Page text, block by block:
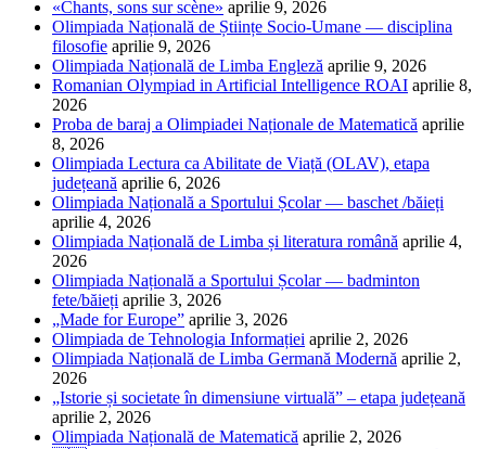
«Chants, sons sur scène» aprilie 9, 2026
Olimpiada Națională de Științe Socio-Umane — disciplina
filosofie aprilie 9, 2026
Olimpiada Națională de Limba Engleză aprilie 9, 2026
Romanian Olympiad in Artificial Intelligence ROAI aprilie 8,
2026
Proba de baraj a Olimpiadei Naționale de Matematică aprilie
8, 2026
Olimpiada Lectura ca Abilitate de Viață (OLAV), etapa
județeană aprilie 6, 2026
Olimpiada Națională a Sportului Școlar — baschet /băieți
aprilie 4, 2026
Olimpiada Națională de Limba și literatura română aprilie 4,
2026
Olimpiada Națională a Sportului Școlar — badminton
fete/băieți aprilie 3, 2026
„Made for Europe” aprilie 3, 2026
Olimpiada de Tehnologia Informației aprilie 2, 2026
Olimpiada Națională de Limba Germană Modernă aprilie 2,
2026
„Istorie și societate în dimensiune virtuală” – etapa județeană
aprilie 2, 2026
Olimpiada Națională de Matematică aprilie 2, 2026